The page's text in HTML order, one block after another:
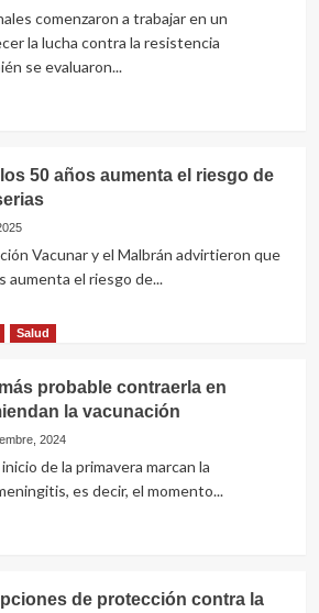
comenzaron a trabajar en un
la lucha contra la resistencia
se evaluaron...
50 años aumenta el riesgo de
Vacunar y el Malbrán advirtieron que
aumenta el riesgo de...
Salud
probable contraerla en
la vacunación
2024
de la primavera marcan la
es decir, el momento...
de protección contra la